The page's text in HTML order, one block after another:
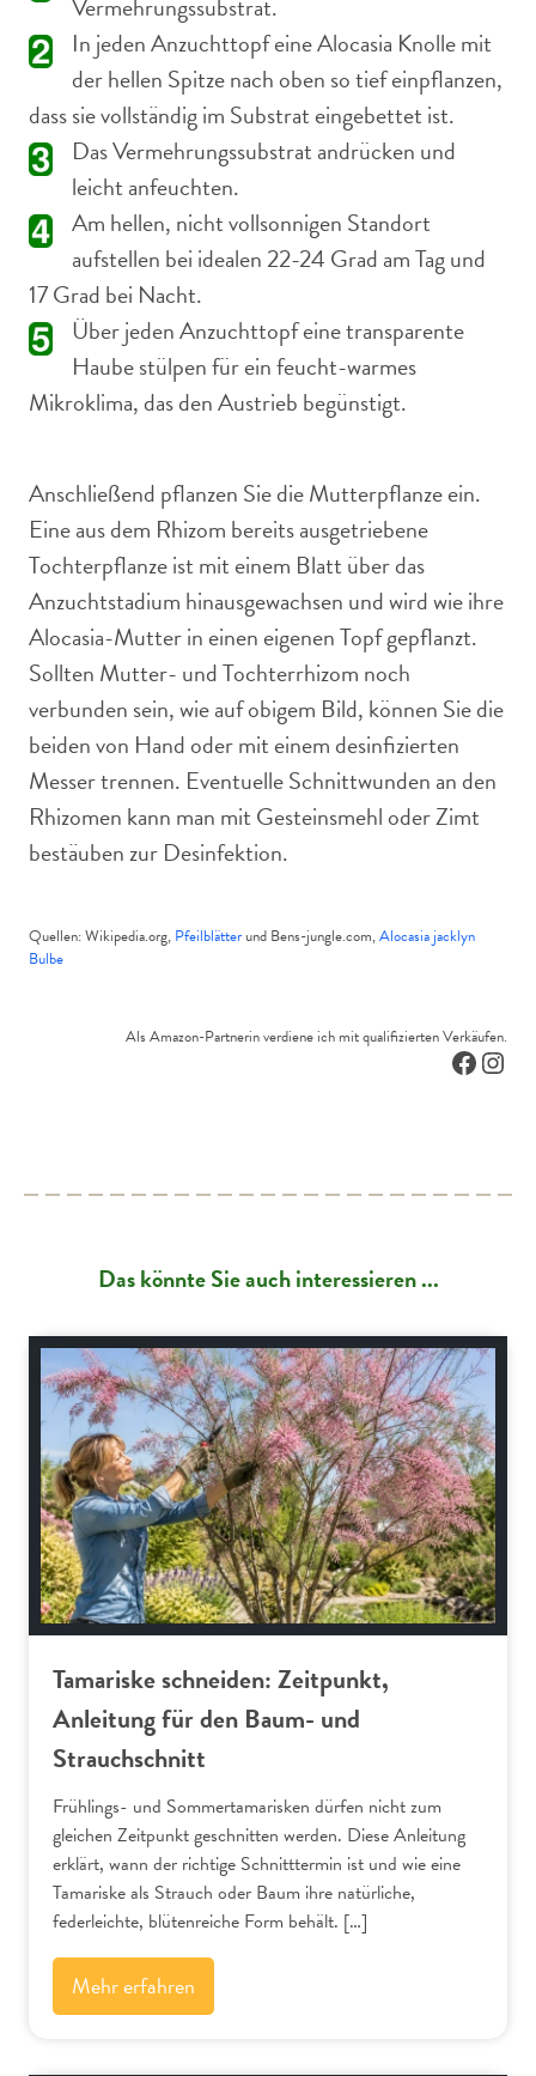
Vermehrungssubstrat.
In jeden Anzuchttopf eine Alocasia Knolle mit
der hellen Spitze nach oben so tief einpflanzen,
dass sie vollständig im Substrat eingebettet ist.
Das Vermehrungssubstrat andrücken und
leicht anfeuchten.
Am hellen, nicht vollsonnigen Standort
aufstellen bei idealen 22-24 Grad am Tag und
17 Grad bei Nacht.
Über jeden Anzuchttopf eine transparente
Haube stülpen für ein feucht-warmes
Mikroklima, das den Austrieb begünstigt.
Anschließend pflanzen Sie die Mutterpflanze ein.
Eine aus dem Rhizom bereits ausgetriebene
Tochterpflanze ist mit einem Blatt über das
Anzuchtstadium hinausgewachsen und wird wie ihre
Alocasia-Mutter in einen eigenen Topf gepflanzt.
Sollten Mutter- und Tochterrhizom noch
verbunden sein, wie auf obigem Bild, können Sie die
beiden von Hand oder mit einem desinfizierten
Messer trennen. Eventuelle Schnittwunden an den
Rhizomen kann man mit Gesteinsmehl oder Zimt
bestäuben zur Desinfektion.
Quellen: Wikipedia.org, Pfeilblätterund Bens-jungle.com,Alocasia jacklyn
Bulbe
Als Amazon-Partnerin verdiene ich mit qualifizierten Verkäufen.
Das könnte Sie auch interessieren ...
Gartenpraxis
Tamariske schneiden: Zeitpunkt,
Anleitung für den Baum- und
Strauchschnitt
Frühlings- und Sommertamarisken dürfen nicht zum
gleichen Zeitpunkt geschnitten werden. Diese Anleitung
erklärt, wann der richtige Schnitttermin ist und wie eine
Tamariske als Strauch oder Baum ihre natürliche,
federleichte, blütenreiche Form behält. […]
Mehr erfahren